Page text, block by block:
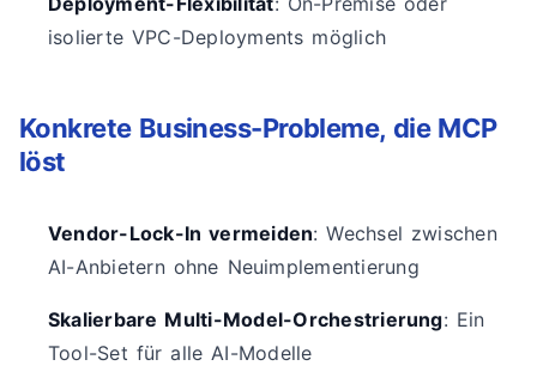
isolierte VPC-Deployments möglich
Konkrete Business-Probleme, die MCP
löst
Vendor-Lock-In vermeiden: Wechsel zwischen
AI-Anbietern ohne Neuimplementierung
Skalierbare Multi-Model-Orchestrierung: Ein
Tool-Set für alle AI-Modelle